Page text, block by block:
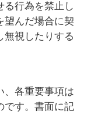
る行為を禁止し
望んだ場合に契
無視したりする
、各重要事項は
です。書面に記